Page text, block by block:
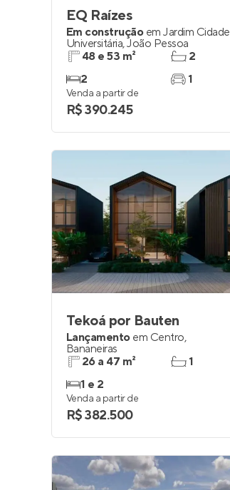
EQ Raízes
Em construção em Jardim Cidade
Universitária,João Pessoa
48 e 53 m²
2
2
1
Venda a partir de
R$ 390.245
Tekoá por Bauten
Lançamento em Centro,
Bananeiras
26 a 47 m²
1 e 2
1
Venda a partir de
R$ 382.500